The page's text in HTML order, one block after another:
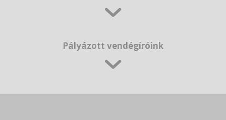
Pályázott vendégíróink